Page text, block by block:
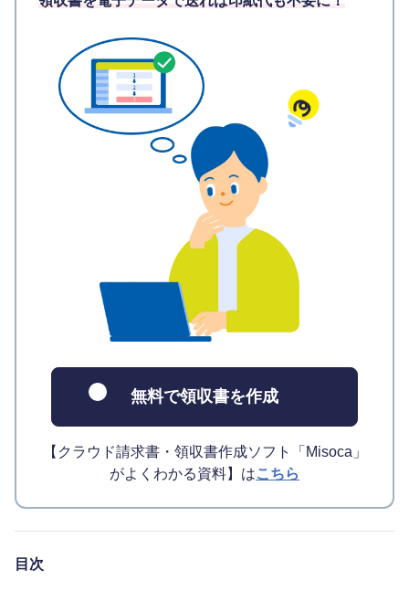
無料で領収書を作成
【クラウド請求書・領収書作成ソフト「Misoca」
がよくわかる資料】はこちら
目次